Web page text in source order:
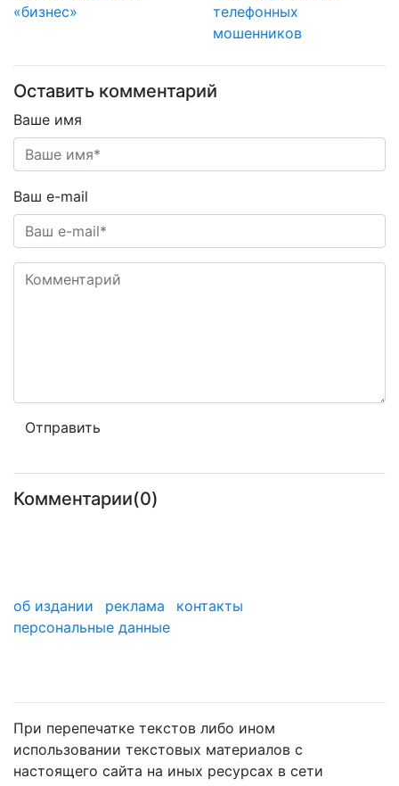
«бизнес»
телефонных
мошенников
Оставить комментарий
Ваше имя
Ваш e-mail
Комментарии(0)
об издании реклама
контакты
персональные данные
При перепечатке текстов либо ином
использовании текстовых материалов с
настоящего сайта на иных ресурсах в сети